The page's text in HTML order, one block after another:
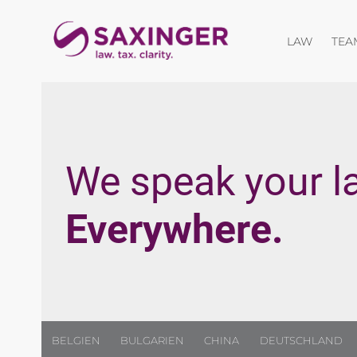
LAWMenü
We speak your
Everywhere.
BELGIEN BULGARIEN CHINA DEUTSCHLAND